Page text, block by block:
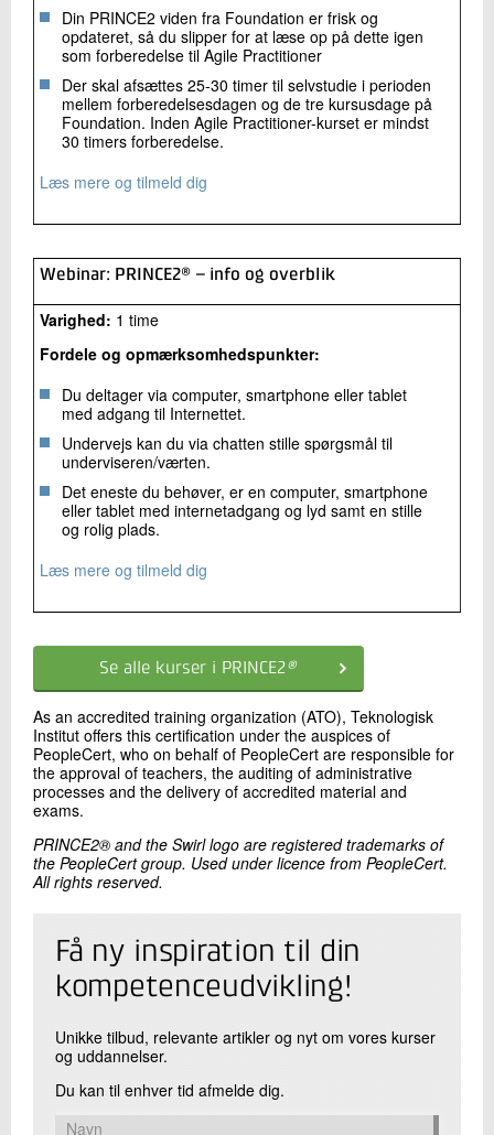
Din PRINCE2 viden fra Foundation er frisk og
opdateret, så du slipper for at læse op på dette igen
som forberedelse til Agile Practitioner
Der skal afsættes 25-30 timer til selvstudie i perioden
mellem forberedelsesdagen og de tre kursusdage på
Foundation. Inden Agile Practitioner-kurset er mindst
30 timers forberedelse.
Læs mere og tilmeld dig
Webinar: PRINCE2® – info og overblik
Varighed: 1 time
Fordele og opmærksomhedspunkter:
Du deltager via computer, smartphone eller tablet
med adgang til Internettet.
Undervejs kan du via chatten stille spørgsmål til
underviseren/værten.
Det eneste du behøver, er en computer, smartphone
eller tablet med internetadgang og lyd samt en stille
og rolig plads.
Læs mere og tilmeld dig
Se alle kurser i PRINCE2®
As an accredited training organization (ATO), Teknologisk
Institut offers this certification under the auspices of
PeopleCert, who on behalf of PeopleCert are responsible for
the approval of teachers, the auditing of administrative
processes and the delivery of accredited material and
exams.
PRINCE2® and the Swirl logo are registered trademarks of
the PeopleCert group. Used under licence from PeopleCert.
All rights reserved.
Få ny inspiration til din
kompetenceudvikling!
Unikke tilbud, relevante artikler og nyt om vores kurser
og uddannelser.
Du kan til enhver tid afmelde dig.